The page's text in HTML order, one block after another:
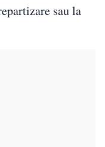
sau la